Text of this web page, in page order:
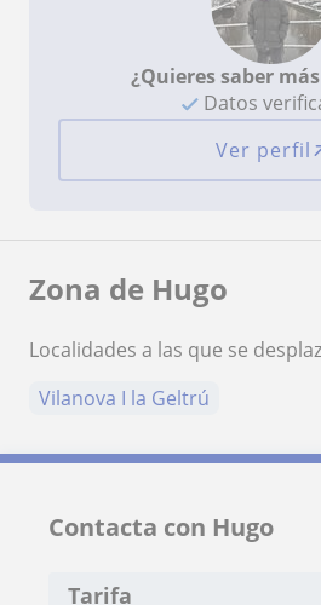
¿Quieres saber
Datos
Ver perfil
Zona de Hugo
Localidades a las que se
Vilanova I la Geltrú
Contacta con Hugo
Tarifa